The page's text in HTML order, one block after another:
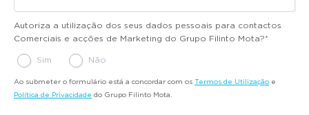
Autoriza a utilização dos seus dados pessoais para contactos
Comerciais e acções de Marketing do Grupo Filinto Mota?*
Sim Não
Ao submeter o formulário está a concordar com os Termos de Utilização e
Política de Privacidade do Grupo Filinto Mota.